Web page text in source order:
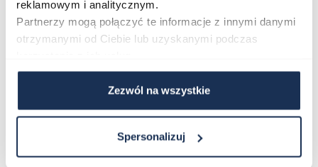
reklamowym i analitycznym.
Partnerzy mogą połączyć te informacje z innymi danymi
otrzymanymi od Ciebie lub uzyskanymi podczas
Zezwól na wszystkie
Spersonalizuj
mężczyzn stawiających na miejski styl z charakterem.
O marce
Opinie